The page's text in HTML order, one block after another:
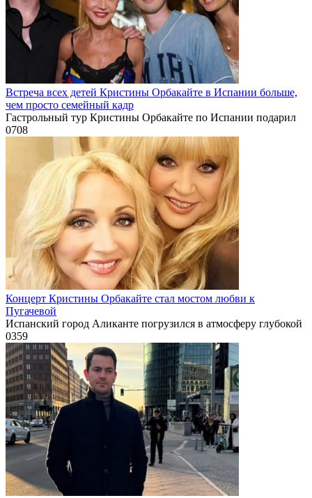
Встреча всех детей Кристины Орбакайте в Испании больше,
чем просто семейный кадр
Гастрольный тур Кристины Орбакайте по Испании подарил
0708
Концерт Кристины Орбакайте стал мостом любви к
Пугачевой
Испанский город Аликанте погрузился в атмосферу глубокой
0359